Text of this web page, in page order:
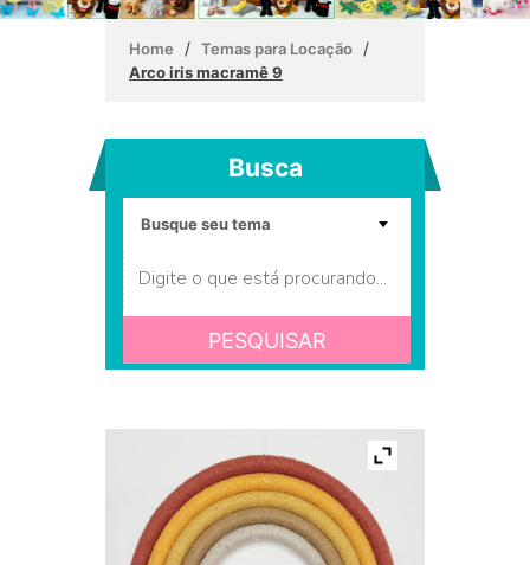
Home / Temas para Locação /
Arco iris macramê 9
Busca
PESQUISAR